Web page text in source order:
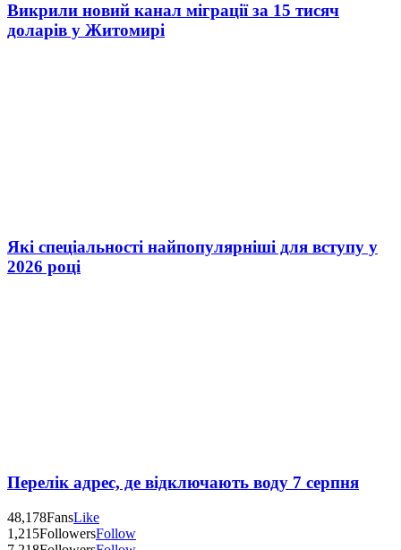
Викрили новий канал міграції за 15 тисяч
доларів у Житомирі
Які спеціальності найпопулярніші для вступу у
2026 році
Перелік адрес, де відключають воду 7 серпня
48,178FansLike
1,215FollowersFollow